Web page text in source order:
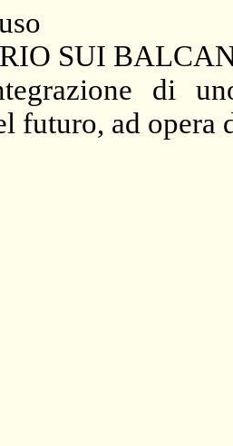
SUI
di
futuro, ad opera